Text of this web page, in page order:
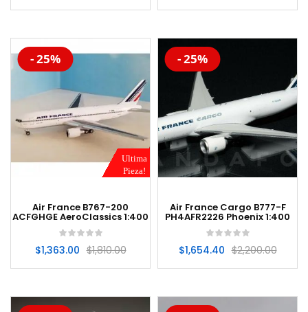
-20%
Ultima
Pieza!
- 25%
Air France B767-200
ACFGHGE AeroClassics 1:400
$1,810.00
$1,363.00
-20%
- 25%
Air France Cargo B777-F
PH4AFR2226 Phoenix 1:400
$2,200.00
$1,654.40